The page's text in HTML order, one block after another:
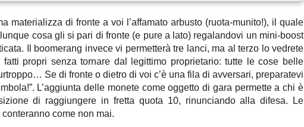
materializza di fronte a voi l’affamato arbusto (ruota-munito!), il quale
cosa gli si pari di fronte (e pure a lato) regalandovi un mini-boost
Il boomerang invece vi permetterà tre lanci, ma al terzo lo vedrete
propri senza tornare dal legittimo proprietario: tutte le cose belle
Se di fronte o dietro di voi c’è una fila di avversari, preparatevi
L’aggiunta delle monete come oggetto di gara permette a chi è
di raggiungere in fretta quota 10, rinunciando alla difesa. Le
come non mai.